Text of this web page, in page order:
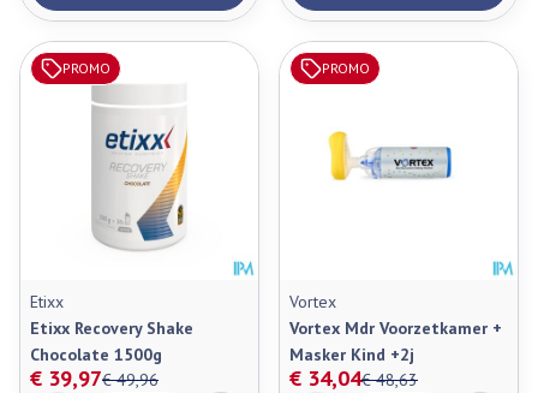
PROMO
Etixx
Etixx Recovery Shake
Chocolate 1500g
€ 49,96
€ 39,97
PROMO
Vortex
Vortex Mdr Voorzetkamer +
Masker Kind +2j
€ 48,63
€ 34,04